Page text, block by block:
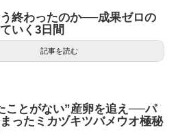
終わったのか──成果ゼロの
いく3日間
記事を読む
ことがない”産卵を追え──パ
ったミカヅキツバメウオ極秘